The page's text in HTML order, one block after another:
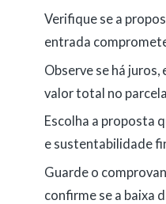
Verifique se a
entrada
Observe se há
valor total no
Escolha a proposta
e sustentabilidade
Guarde o
confirme se a baixa